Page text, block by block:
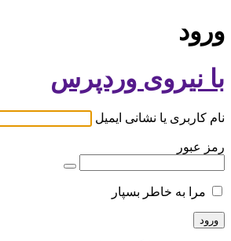
ورود
با نیروی وردپرس
نام کاربری یا نشانی ایمیل
رمز عبور
مرا به خاطر بسپار